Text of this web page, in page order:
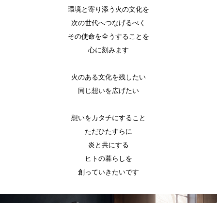
環境と寄り添う火の文化を
次の世代へつなげるべく
その使命を全うすることを
心に刻みます
火のある文化を残したい
同じ想いを広げたい
想いをカタチにすること
ただひたすらに
炎と共にする
ヒトの暮らしを
創っていきたいです